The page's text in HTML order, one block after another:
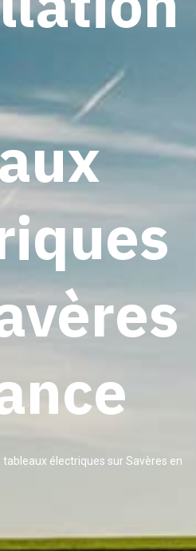
électriques sur Savères en